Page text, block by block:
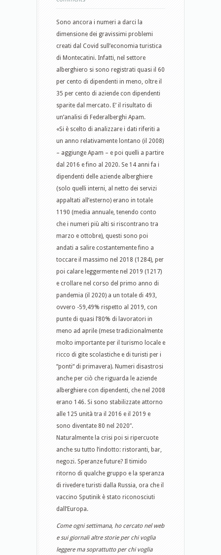
Sono ancora i numeri a darci la
dimensione dei gravissimi problemi
creati dal Covid sull’economia turistica
di Montecatini. Infatti, nel settore
alberghiero si sono registrati quasi il 60
per cento di dipendenti in meno, oltre il
35 per cento di aziende con dipendenti
sparite dal mercato. E’ il risultato di
un’analisi di Federalberghi Apam.
«Si è scelto di analizzare i dati riferiti a
un anno relativamente lontano (il 2008)
– aggiunge Apam – e poi quelli a partire
dal 2016 e fino al 2020. Se 14 anni fa i
dipendenti delle aziende alberghiere
(solo quelli interni, al netto dei servizi
appaltati all’esterno) erano in totale
1190 (media annuale, tenendo conto
che i numeri più alti si riscontrano tra
marzo e ottobre), questi sono poi
andati a salire costantemente fino a
toccare il massimo nel 2018 (1284), per
poi calare leggermente nel 2019 (1217)
e crollare nel corso del primo anno di
pandemia (il 2020) a un totale di 493,
ovvero -59,49% rispetto al 2019, con
punte di quasi l’80% di lavoratori in
meno ad aprile (mese tradizionalmente
molto importante per il turismo locale e
ricco di gite scolastiche e di turisti per i
“ponti“ di primavera). Numeri disastrosi
anche per ciò che riguarda le aziende
alberghiere con dipendenti, che nel 2008
erano 146. Si sono stabilizzate attorno
alle 125 unità tra il 2016 e il 2019 e
sono diventate 80 nel 2020″.
Naturalmente la crisi poi si ripercuote
anche su tutto l’indotto: ristoranti, bar,
negozi. Speranze future? Il timido
ritorno di qualche gruppo e la speranza
di rivedere turisti dalla Russia, ora che il
vaccino Sputinik è stato riconosciuti
dall’Europa.
Come ogni settimana, ho cercato nel web
e sui giornali altre storie per chi voglia
leggere ma soprattutto per chi voglia